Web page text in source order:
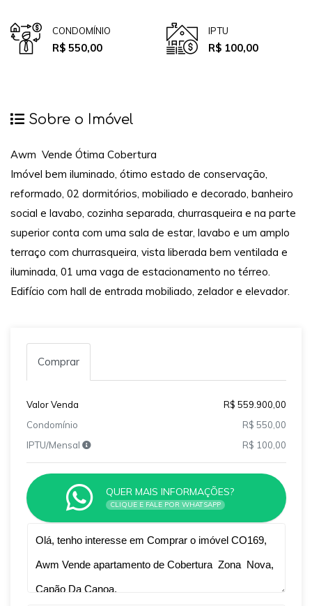
CONDOMÍNIO
R$ 550,00
IPTU
R$ 100,00
Sobre o Imóvel
Awm Vende Ótima Cobertura
Imóvel bem iluminado, ótimo estado de conservação,
reformado, 02 dormitórios, mobiliado e decorado, banheiro
social e lavabo, cozinha separada, churrasqueira e na parte
superior conta com uma sala de estar, lavabo e um amplo
terraço com churrasqueira, vista liberada bem ventilada e
iluminada, 01 uma vaga de estacionamento no térreo.
Edifício com hall de entrada mobiliado, zelador e elevador.
Comprar
Valor Venda
R$ 559.900,00
Condomínio
R$ 550,00
IPTU/Mensal
R$ 100,00
QUER MAIS INFORMAÇÕES?
CLIQUE E FALE POR WHATSAPP